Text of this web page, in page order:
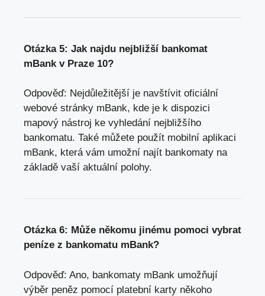
Otázka 5: Jak najdu nejbližší bankomat
mBank v Praze 10?
Odpověď: Nejdůležitější je navštívit oficiální
webové stránky mBank, kde je k dispozici
mapový nástroj ke vyhledání nejbližšího
bankomatu. Také můžete použít mobilní aplikaci
mBank, která vám umožní najít bankomaty na
základě vaší aktuální polohy.
Otázka 6: Může někomu jinému pomoci vybrat
peníze z bankomatu mBank?
Odpověď: Ano, bankomaty mBank umožňují
výběr peněz pomocí platební karty někoho